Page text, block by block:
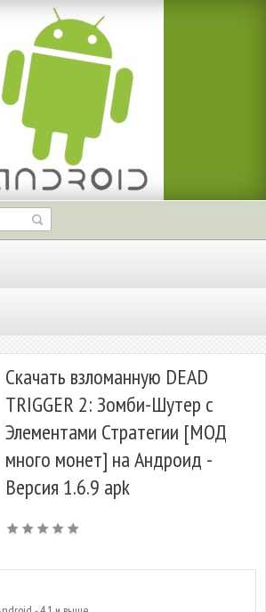
Скачать взломанную DEAD
TRIGGER 2: Зомби-Шутер с
Элементами Стратегии [МОД
много монет] на Андроид -
Версия 1.6.9 apk